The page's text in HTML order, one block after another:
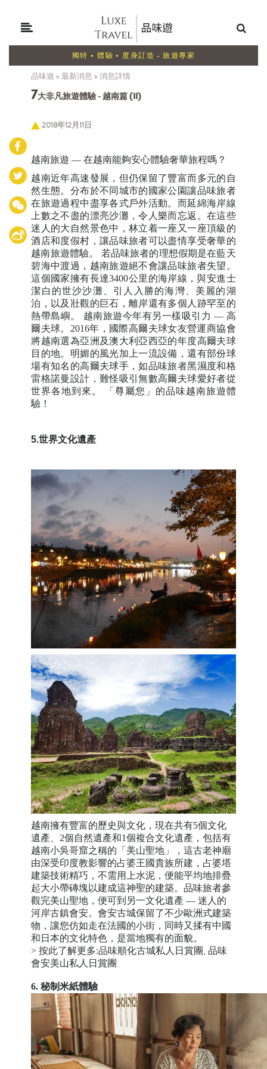
獨特 • 體驗 • 度身訂造 - 旅遊專家
品味遊 >最新消息 >消息詳情
7大非凡旅遊體驗 - 越南篇 (II)
2018年12月11日
越南旅遊 — 在越南能夠安心體驗奢華旅程嗎？
越南近年高速發展，但仍保留了豐富而多元的自
然生態。分布於不同城市的國家公園讓品味旅者
在旅遊過程中盡享各式戶外活動。而延綿海岸線
上數之不盡的漂亮沙灘，令人樂而忘返。在這些
迷人的大自然景色中，林立着一座又一座頂級的
酒店和度假村，讓品味旅者可以盡情享受奢華的
越南旅遊體驗。 若品味旅者的理想假期是在藍天
碧海中渡過，越南旅遊絕不會讓品味旅者失望。
這個國家擁有長達3400公里的海岸線，與安進士
潔白的世沙沙灘、引人入勝的海灣、美麗的湖
泊，以及壯觀的巨石，離岸還有多個人跡罕至的
熱帶島嶼。 越南旅遊今年有另一樣吸引力 — 高
爾夫球。2016年，國際高爾夫球女友營運商協會
將越南選為亞洲及澳大利亞西亞的年度高爾夫球
目的地。明媚的風光加上一流設備，還有部份球
場有知名的高爾夫球手，如品味旅者黑濕度和格
雷格諾曼設計，難怪吸引無數高爾夫球愛好者從
世界各地到來。 「尊屬您」的品味越南旅遊體
驗！
5.世界文化遺產
越南擁有豐富的歷史與文化，現在共有5個文化
遺產、 2個自然遺產和1個複合文化遺產，包括有
越南小吳哥窟之稱的「美山聖地」，這古老神廟
由深受印度教影響的占婆王國貴族所建，占婆塔
建築技術精巧，不需用上水泥，便能平均地排疊
起大小帶磚塊以建成這神聖的建築。品味旅者參
觀完美山聖地，便可到另一文化遺產 —迷人的
河岸古鎮會安。會安古城保留了不少歐洲式建築
物，讓您仿如走在法國的小街，同時又揉有中國
和日本的文化特色，是當地獨有的面貌。
> 按此了解更多:品味順化古城私人日賞團 ,品味
會安美山私人日賞團
6. 秘制米紙體驗